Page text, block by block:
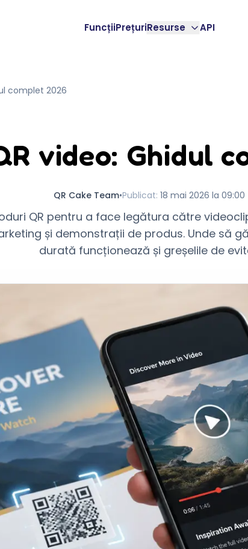
FuncțiiPrețuriResurse API
complet 2026
video: Ghidul
QR Cake Team•Publicat: 18 mai 2026 la 09:00
QR pentru a face legătura către
și demonstrații de produs. Unde să
durată funcționează și greșelile de